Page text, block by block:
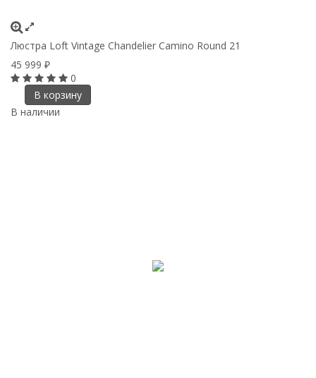
Люстра Loft Vintage Chandelier Camino Round 21
45 999 ₽
0
В корзину
В наличии